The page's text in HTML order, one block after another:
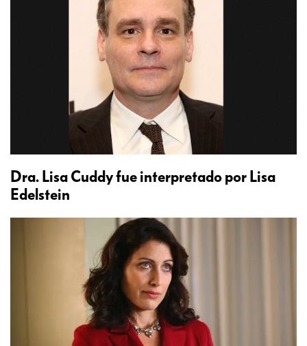
Dra. Lisa Cuddy fue interpretado por Lisa
Edelstein